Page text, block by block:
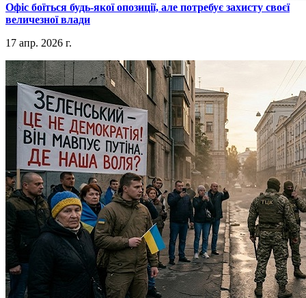
​Офіс боїться будь-якої опозиції, але потребує захисту своєї
величезної влади
17 апр. 2026 г.